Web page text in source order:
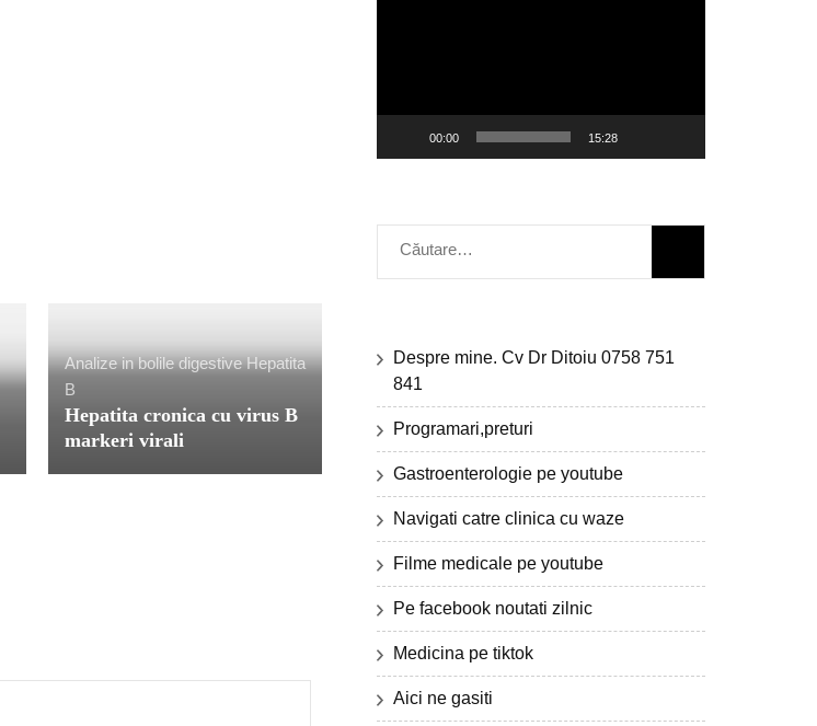
Analize in bolile digestive Hepatita
B
Hepatita cronica cu virus B
markeri virali
00:00 15:28
Caută
după:
Despre mine. Cv Dr Ditoiu 0758 751
841
Programari,preturi
Gastroenterologie pe youtube
Navigati catre clinica cu waze
Filme medicale pe youtube
Pe facebook noutati zilnic
Medicina pe tiktok
Aici ne gasiti